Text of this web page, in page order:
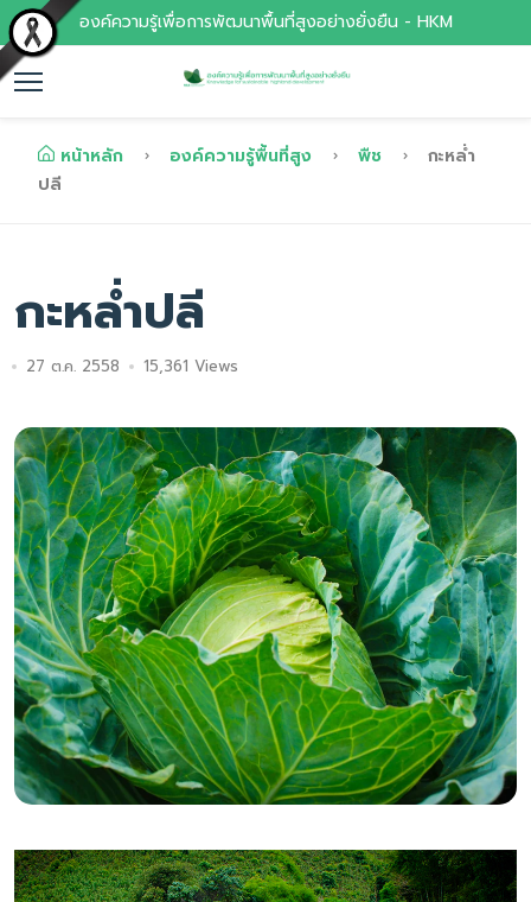
องค์ความรู้เพื่อการพัฒนาพื้นที่สูงอย่างยั่งยืน - HKM
หน้าหลัก องค์ความรู้พื้นที่สูง พืช
กะหล่ำ
ปลี
กะหล่ำปลี
27 ต.ค. 2558 15,361 Views